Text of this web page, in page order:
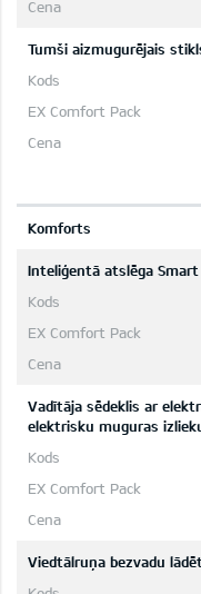
Tumši aizmugurējais
Komforts
Inteliģentā atslēga
Vadītāja sēdeklis ar
elektrisku muguras
Viedtālruņa bezvadu